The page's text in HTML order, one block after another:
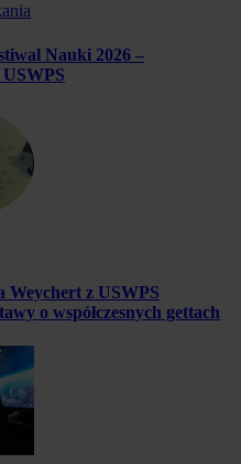
Nauki 2026 –
z USWPS
o współczesnych gettach